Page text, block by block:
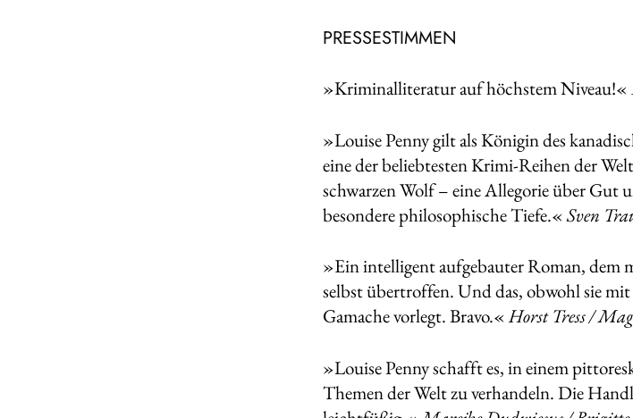
PRESSESTIMMEN
»Kriminalliteratur auf höchstem Niveau!«
»Louise Penny gilt als Königin des
eine der beliebtesten Krimi-Reihen der
schwarzen Wolf – eine Allegorie über Gut
besondere philosophische Tiefe.«Sven
»Ein intelligent aufgebauter Roman,
selbst übertroffen. Und das, obwohl sie
Gamache vorlegt. Bravo.«Horst Tress /
»Louise Penny schafft es, in einem
Themen der Welt zu verhandeln. Die